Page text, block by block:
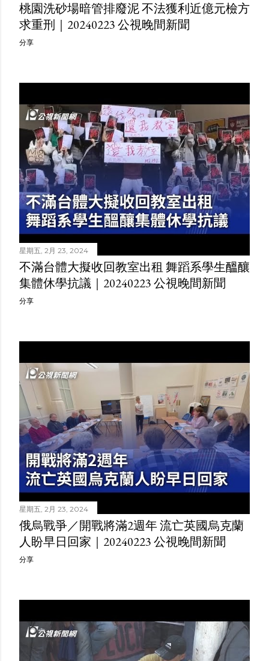
桃園洗砂場暗管排廢泥 不法獲利近億元檢方
求重刑｜20240223 公視晚間新聞
分享
星期五, 2月 23, 2024
不滿台體大擬收回教室出租 舞蹈系學生醞釀
集體休學抗議｜20240223 公視晚間新聞
分享
星期五, 2月 23, 2024
俄烏戰爭／開戰將滿2週年 流亡英國烏克蘭
人盼早日回家｜20240223 公視晚間新聞
分享